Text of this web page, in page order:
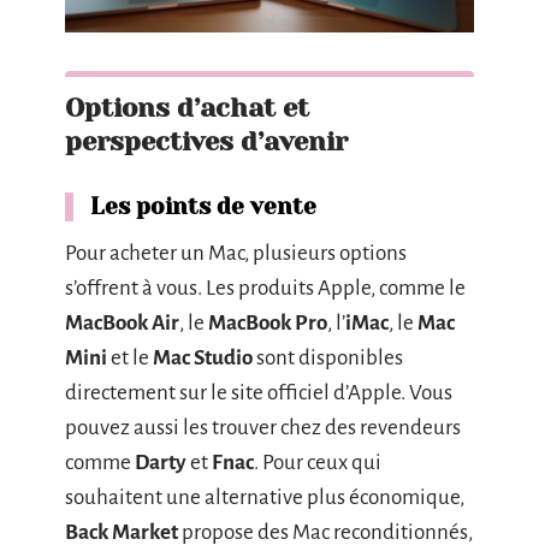
Options d’achat et
perspectives d’avenir
Les points de vente
Pour acheter un Mac, plusieurs options
s’offrent à vous. Les produits Apple, comme le
MacBook Air, le MacBook Pro, l’iMac, le Mac
Mini et le Mac Studiosont disponibles
directement sur le site officiel d’Apple. Vous
pouvez aussi les trouver chez des revendeurs
comme Dartyet Fnac. Pour ceux qui
souhaitent une alternative plus économique,
Back Marketpropose des Mac reconditionnés,